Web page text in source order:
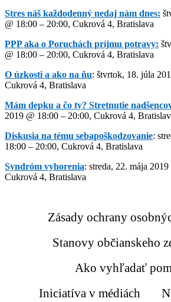
Stres náš každodenný nedaj nám dnes:
@ 18:00 – 20:00, Cukrová 4, Bratislava
PPP aka o Poruchách príjmu potravy:
@ 18:00 – 20:00, Cukrová 4, Bratislava
O úzkosti a ako na ňu: štvrtok, 18. júla
Cukrová 4, Bratislava
Mám depku a čo ty? Stretnutie
2019 @ 18:00 – 20:00, Cukrová 4,
Diskusia na tému sebapoškodzovanie:
18:00 – 20:00, Cukrová 4, Bratislava
Syndróm vyhorenia: streda, 22. mája
Cukrová 4, Bratislava
Zásady ochrany
Stanovy občianskeho
Ako vyhľadať
Iniciatíva v médiách